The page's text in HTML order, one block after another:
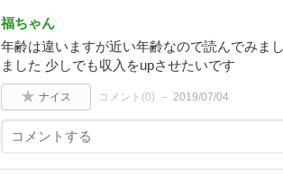
福ちゃん
年齢は違いますが近い年齢なので読んでみま
ました 少しでも収入をupさせたいです
ナイス コメント(0) 2019/07/04